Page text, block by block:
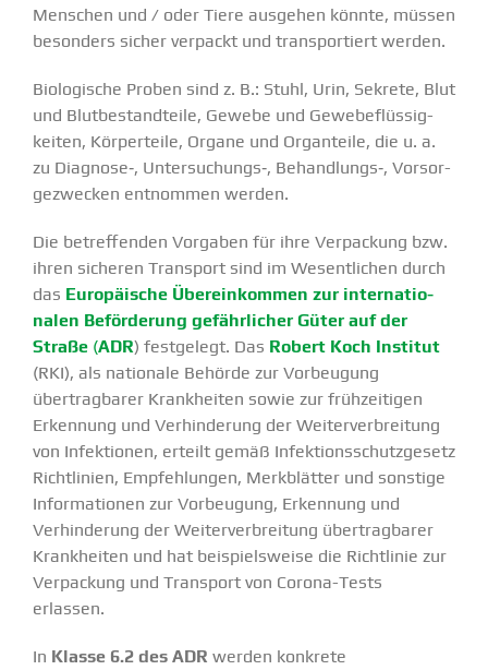
Menschen und / oder Tiere ausgehen könnte, müssen
besonders sicher verpackt und trans­por­tiert werden.
Biolo­gische Proben sind z. B.: Stuhl, Urin, Sekrete, Blut
und Blutbe­stand­teile, Gewebe und Gewebe­flüs­sig­
keiten, Körper­teile, Organe und Organ­teile, die u. a.
zu Diagnose‑, Untersuchungs‑, Behandlungs‑, Vorsor­
ge­zwecken entnommen werden.
Die betref­fenden Vorgaben für ihre Verpa­ckung bzw.
ihren sicheren Transport sind im Wesent­lichen durch
das Europäische Überein­kommen zur inter­na­tio­
nalen Beför­derung gefähr­licher Güter auf der
Straße(ADR) festgelegt. Das Robert Koch Institut
(RKI), als nationale Behörde zur Vorbeugung
übertrag­barer Krank­heiten sowie zur frühzei­tigen
Erkennung und Verhin­derung der Weiter­ver­breitung
von Infek­tionen, erteilt gemäß Infek­ti­ons­schutz­gesetz
Richt­linien, Empfeh­lungen, Merkblätter und sonstige
Infor­ma­tionen zur Vorbeugung, Erkennung und
Verhin­derung der Weiter­ver­breitung übertrag­barer
Krank­heiten und hat beispiels­weise die Richt­linie zur
Verpa­ckung und Transport von Corona-Tests
erlassen.
In Klasse 6.2 des ADR werden konkrete